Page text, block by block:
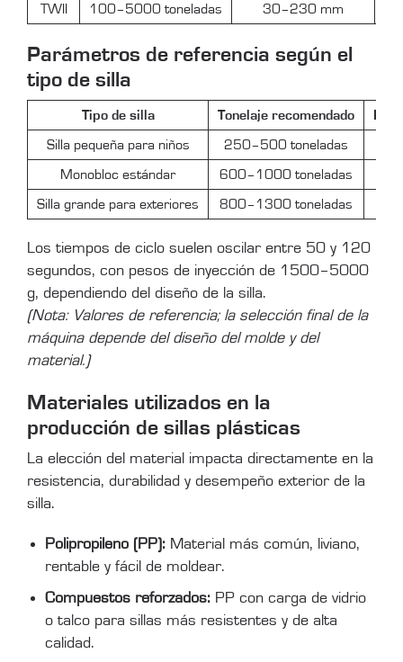
TWII 100–5000 toneladas 30–230 mm
Parámetros de referencia según el
tipo de silla
Tipo de silla Tonelaje recomendado
Silla pequeña para niños 250–500 toneladas
Monobloc estándar 600–1000 toneladas
Silla grande para exteriores 800–1300 toneladas
Los tiempos de ciclo suelen oscilar entre 50 y 120
segundos, con pesos de inyección de 1500–5000
g, dependiendo del diseño de la silla.
(Nota: Valores de referencia; la selección final de la
máquina depende del diseño del molde y del
material.)
Materiales utilizados en la
producción de sillas plásticas
La elección del material impacta directamente en la
resistencia, durabilidad y desempeño exterior de la
silla.
Polipropileno (PP): Material más común, liviano,
rentable y fácil de moldear.
Compuestos reforzados: PP con carga de vidrio
o talco para sillas más resistentes y de alta
calidad.